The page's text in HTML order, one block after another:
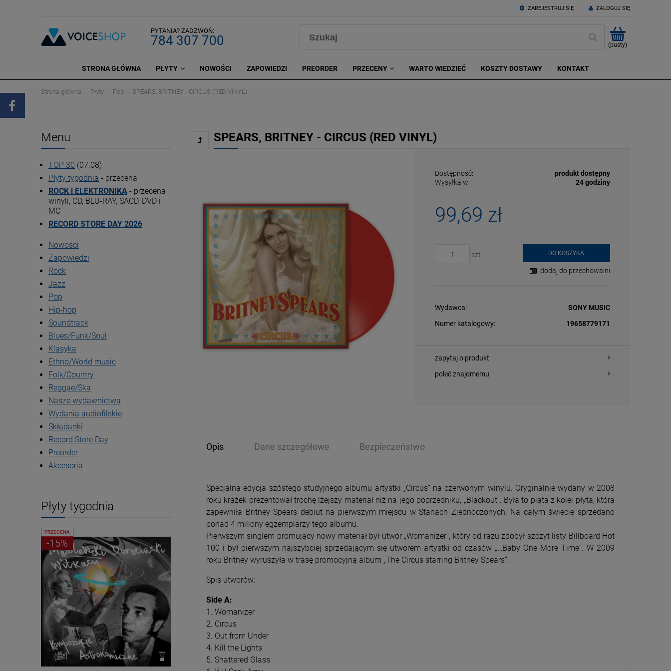
ZAREJESTRUJ SIĘ ZALOGUJ SIĘ
PYTANIA? ZADZWOŃ:
784 307 700 (pusty)
STRONA GŁÓWNA PŁYTY NOWOŚCI ZAPOWIEDZI PREORDER PRZECENY WARTO WIEDZIEĆ KOSZTY DOSTAWY KONTAKT
Strona główna Płyty Pop SPEARS, BRITNEY - CIRCUS (RED VINYL)
Menu
TOP 30 (07.08)
Płyty tygodnia - przecena
ROCK i ELEKTRONIKA - przecena
winyli, CD, BLU-RAY, SACD, DVD i
MC
RECORD STORE DAY 2026
Nowości
Zapowiedzi
Rock
Jazz
Pop
Hip-hop
Soundtrack
Blues/Funk/Soul
Klasyka
Ethno/World music
Folk/Country
Reggae/Ska
Nasze wydawnictwa
Wydania audiofilskie
Składanki
Record Store Day
Preorder
Akcesoria
Płyty tygodnia
-15%
PRZECENA
-15% -15%
PRZECENA
-15%
PRZECENA
SPEARS, BRITNEY - CIRCUS (RED VINYL)
Dostępność:
produkt dostępny
Wysyłka w:
24 godziny
99,69 zł
szt. DO KOSZYKA
dodaj do przechowalni
Wydawca:
SONY MUSIC
Numer katalogowy:
19658779171
zapytaj o produkt
poleć znajomemu
Opis Dane szczegółowe Bezpieczeństwo
Specjalna edycja szóstego studyjnego albumu artystki „Circus” na czerwonym winylu. Oryginalnie wydany w 2008
roku krążek prezentował trochę lżejszy materiał niż na jego poprzedniku, „Blackout”. Była to piąta z kolei płyta, która
zapewniła Britney Spears debiut na pierwszym miejscu w Stanach Zjednoczonych. Na całym świecie sprzedano
ponad 4 miliony egzemplarzy tego albumu.
Pierwszym singlem promujący nowy materiał był utwór „Womanizer”, który od razu zdobył szczyt listy Billboard Hot
100 i był pierwszym najszybciej sprzedającym się utworem artystki od czasów „…Baby One More Time”. W 2009
roku Britney wyruszyła w trasę promocyjną album „The Circus starring Britney Spears”.
Spis utworów:
Side A:
1. Womanizer
2. Circus
3. Out from Under
4. Kill the Lights
5. Shattered Glass